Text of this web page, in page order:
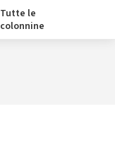
Tutte le
colonnine